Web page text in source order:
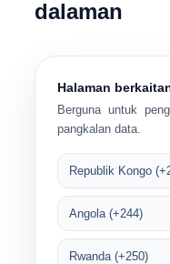
dalaman
Halaman
Berguna untuk
pangkalan data.
Republik Kongo
Angola (+244)
Rwanda (+250)